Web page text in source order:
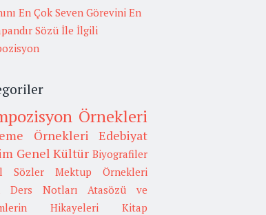
En Çok Seven Görevini En
Sözü İle İlgili
Örnekleri
Örnekleri
Edebiyat
Genel Kültür Biyografiler
Sözler
Mektup Örnekleri
Ders Notları
Atasözü ve
Hikayeleri
Kitap